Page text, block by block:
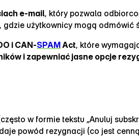
e‑mail, który pozwala
, gdzie użytkownicy mogą odmówić
i CAN‑SPAMAct, które
i zapewniać jasne opcje
w formie tekstu „Anuluj
powód rezygnacji (co jest